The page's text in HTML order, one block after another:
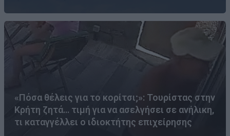
«Πόσα θέλεις για το κορίτσι;»: Τουρίστας στην
Κρήτη ζητά… τιμή για να ασελγήσει σε ανήλικη,
τι καταγγέλλει ο ιδιοκτήτης επιχείρησης